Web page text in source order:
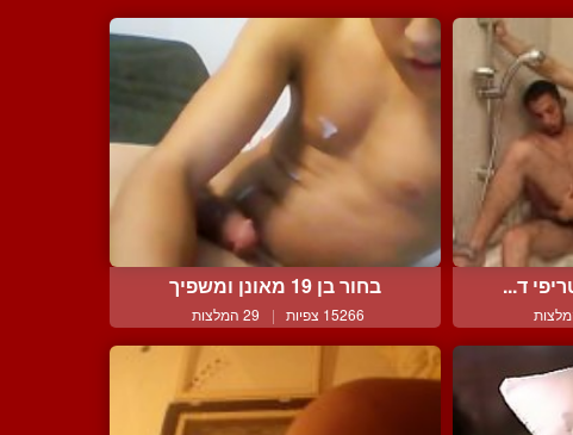
ד... בחור בן 19 מאונן ומשפיך
15266 צפיות | 29 המלצות